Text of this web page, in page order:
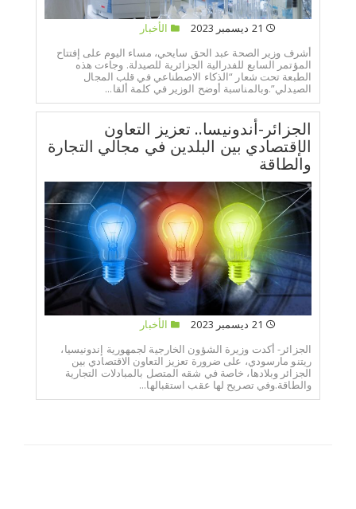
الأخبار
أشرف وزير الصحة عبد الحق سايحي، مساء اليوم على إفتتاح
المؤتمر السابع للفدرالية الجزائرية للصيدلة. وجاءت هذه
الطبعة تحت شعار “الذكاء الاصطناعي في قلب المجال
الصيدلي”.وبالمناسبة أوضح الوزير في كلمة ألقا...
الجزائر-أندونيسا.. تعزيز التعاون
الإقتصادي بين البلدين في مجالي التجارة
والطاقة
الأخبار
الجزائر- أكدت وزيرة الشؤون الخارجية لجمهورية إندونيسيا،
ريتنو مارسودي، على ضرورة تعزيز التعاون الاقتصادي بين
الجزائر وبلادها، خاصة في شقه المتصل بالمبادلات التجارية
والطاقة.وفي تصريح لها عقب استقبالها...